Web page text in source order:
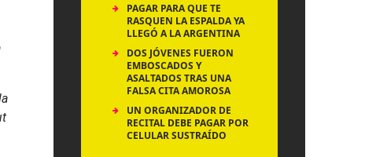
PAGAR PARA QUE TE
RASQUEN LA ESPALDA YA
LLEGÓ A LA ARGENTINA
DOS JÓVENES FUERON
EMBOSCADOS Y
ASALTADOS TRAS UNA
FALSA CITA AMOROSA
UN ORGANIZADOR DE
RECITAL DEBE PAGAR POR
CELULAR SUSTRAÍDO